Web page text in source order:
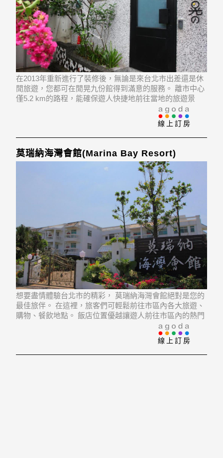
在2013年重新進行了裝修後，無論是來台北市出差還是休
閒旅遊，您都可在閒晃九份館得到滿意的服務。 離市中心
僅5.2 km的路程，能確保遊人快捷地前往當地的旅遊景
點。 飯店位置優越讓遊人前往市區內的熱門景點變得方便
線上訂房
莫瑞納海灣會館(Marina Bay Resort)
想要盡情體驗台北市的精彩， 莫瑞納海灣會館絕對是您的
最佳旅伴。 在這裡，旅客們可輕鬆前往市區內各大旅遊、
購物、餐飲地點。 飯店位置優越讓遊人前往市區內的熱門
線上訂房